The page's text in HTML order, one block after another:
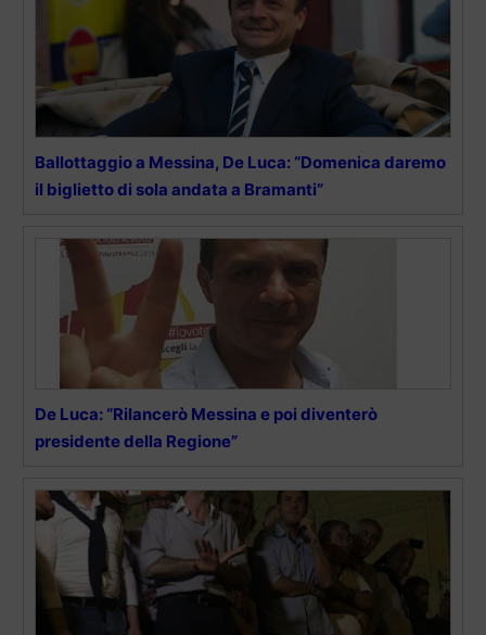
Ballottaggio a Messina, De Luca: “Domenica daremo
il biglietto di sola andata a Bramanti”
De Luca: “Rilancerò Messina e poi diventerò
presidente della Regione”